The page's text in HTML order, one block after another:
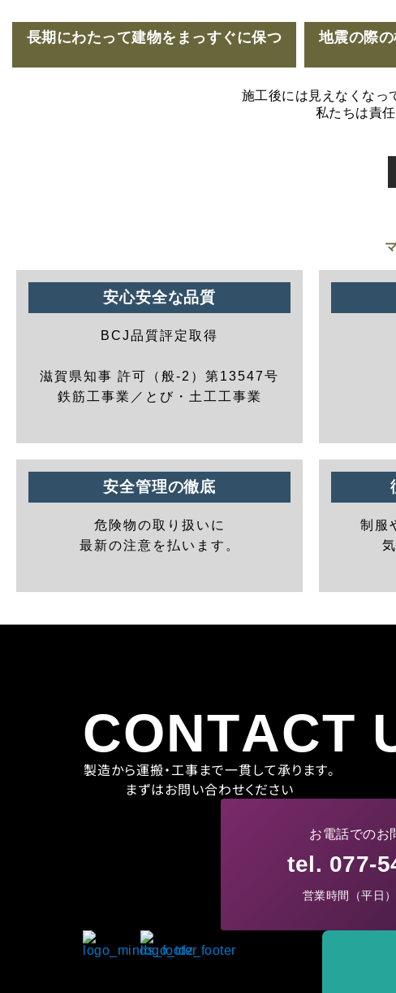
長期にわたって建物をまっすぐに保つ
地震の際
施工後には見えなくなっ
私たちは責
安心安全な品質
BCJ品質評定取得
滋賀県知事 許可（般-2）第13547号
鉄筋工事業／とび・土工工事業
安全管理の徹底
危険物の取り扱いに
最新の注意を払います。
制服
CONTACT
製造から運搬・工事まで一貫して承ります。
まずはお問い合わせください
お電話でのお
tel. 077-
営業時間（平日